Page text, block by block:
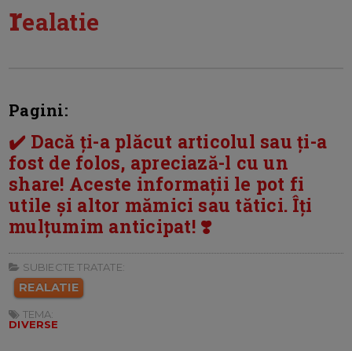
realatie
Pagini:
✔️ Dacă ți-a plăcut articolul sau ți-a
fost de folos, apreciază-l cu un
share! Aceste informații le pot fi
utile și altor mămici sau tătici. Îți
mulțumim anticipat! ❣️
SUBIECTE TRATATE:
REALATIE
TEMA:
DIVERSE